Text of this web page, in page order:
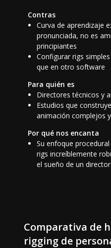
Contras
Curva de aprendizaje
pronunciada, no es
principiantes
Configurar rigs
que en otro software
Para quién es
Directores técnicos y
Estudios que
animación complejos
Por qué nos encanta
Su enfoque
rigs increíblemente
el sueño de un
Comparativa de
rigging de